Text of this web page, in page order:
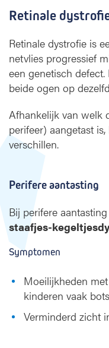
o
n
n
g
e
Retinale
Retinale dystrofie is
netvlies progressief
een genetisch
beide ogen op
Afhankelijk van welk
perifeer) aangetast
verschillen.
Perifere aantasting
Bij perifere
staafjes-
Symptomen
Moeilijkheden
kinderen vaak
Verminderd zicht